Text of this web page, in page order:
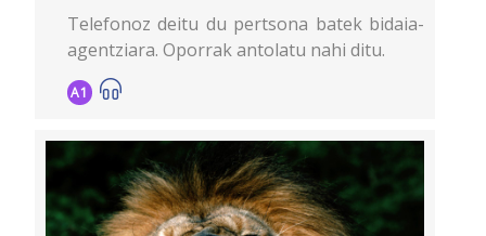
Telefonoz deitu du pertsona batek bidaia-
agentziara. Oporrak antolatu nahi ditu.
A1